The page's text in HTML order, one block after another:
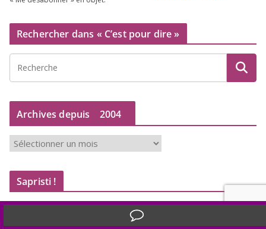
Rechercher dans « C’est pour dire »
Archives depuis 2004
c
i
Sapristi !